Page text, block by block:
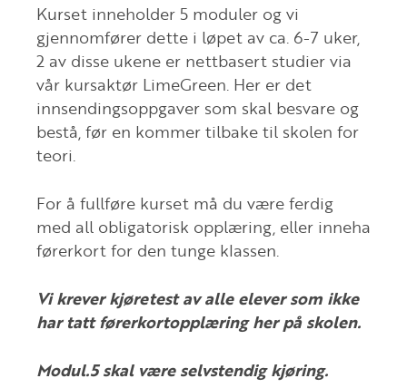
Kurset inneholder 5 moduler og vi
gjennomfører dette i løpet av ca. 6-7 uker,
2 av disse ukene er nettbasert studier via
vår kursaktør LimeGreen. Her er det
innsendingsoppgaver som skal besvare og
bestå, før en kommer tilbake til skolen for
teori.
For å fullføre kurset må du være ferdig
med all obligatorisk opplæring, eller inneha
førerkort for den tunge klassen.
Vi krever kjøretest av alle elever som ikke
har tatt førerkortopplæring her på skolen.
Modul.5 skal være selvstendig kjøring.